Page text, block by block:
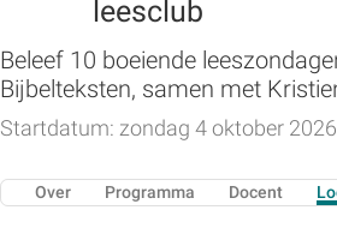
leesclub
Beleef 10 boeiende
Bijbelteksten, samen met
Startdatum: zondag 4 oktober 2026
Over Programma Docent